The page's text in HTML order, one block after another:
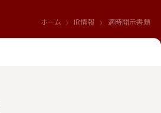
ホーム IR情報 適時開示書類